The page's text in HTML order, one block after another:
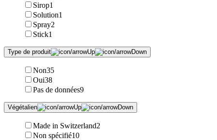
Sirop1
Solution1
Spray2
Stick1
Type de produit
Non35
Oui38
Pas de données9
Végétalien
Made in Switzerland2
Non spécifié10